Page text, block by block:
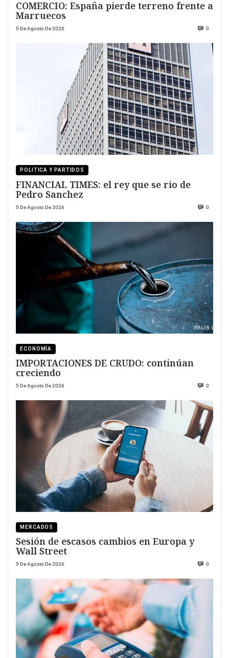
COMERCIO: España pierde terreno frente a
Marruecos
5 De Agosto De 2026 0
POLITICA Y PARTIDOS
FINANCIAL TIMES: el rey que se rio de
Pedro Sanchez
5 De Agosto De 2026 0
ECONOMÍA
IMPORTACIONES DE CRUDO: continúan
creciendo
5 De Agosto De 2026 0
MERCADOS
Sesión de escasos cambios en Europa y
Wall Street
5 De Agosto De 2026 0